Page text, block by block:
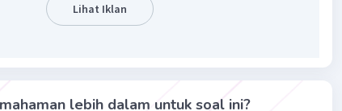
Balas
Lihat Iklan
lebih dalam untuk soal ini?